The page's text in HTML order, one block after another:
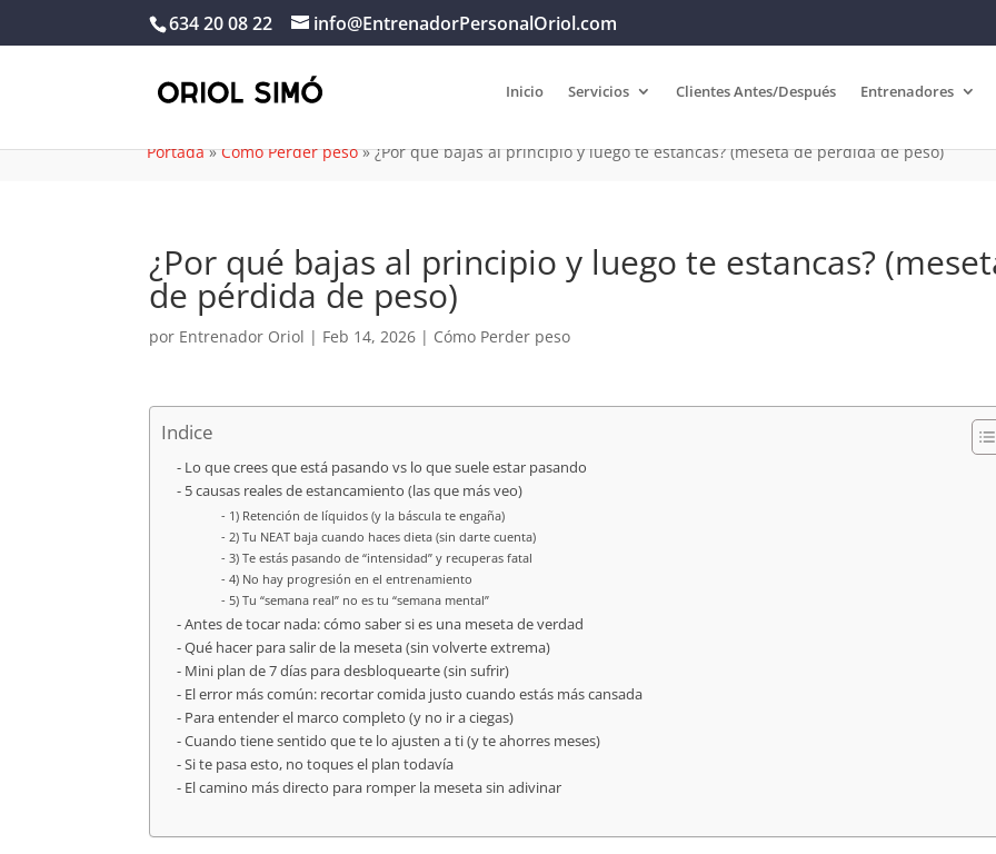
634 20 08 22 info@EntrenadorPersonalOriol.com
Inicio Servicios Clientes Antes/Después Entrenadores
Portada»Cómo Perder peso»¿Por qué bajas al principio y luego te estancas? (meseta de pérdida de peso)
¿Por qué bajas al principio y luego te estancas?
de pérdida de peso)
por Entrenador Oriol | Feb 14, 2026 | Cómo Perder peso
Indice
Lo que crees que está pasando vs lo que suele estar pasando
5 causas reales de estancamiento (las que más veo)
1) Retención de líquidos (y la báscula te engaña)
2) Tu NEAT baja cuando haces dieta (sin darte cuenta)
3) Te estás pasando de “intensidad” y recuperas fatal
4) No hay progresión en el entrenamiento
5) Tu “semana real” no es tu “semana mental”
Antes de tocar nada: cómo saber si es una meseta de verdad
Qué hacer para salir de la meseta (sin volverte extrema)
Mini plan de 7 días para desbloquearte (sin sufrir)
El error más común: recortar comida justo cuando estás más cansada
Para entender el marco completo (y no ir a ciegas)
Cuando tiene sentido que te lo ajusten a ti (y te ahorres meses)
Si te pasa esto, no toques el plan todavía
El camino más directo para romper la meseta sin adivinar